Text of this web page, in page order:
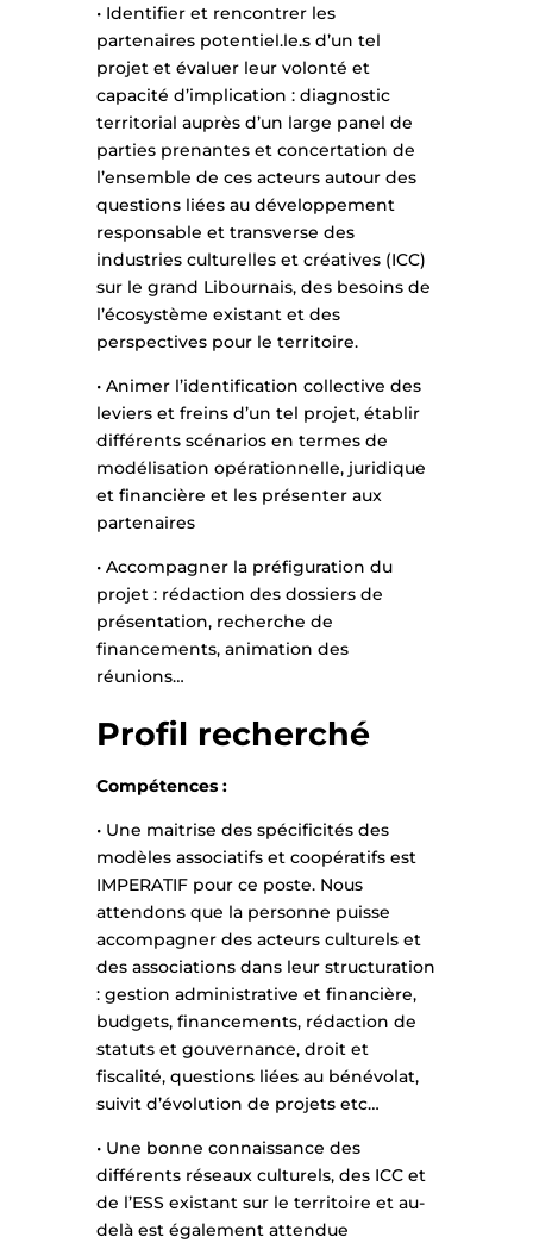
• Identifier et rencontrer les
partenaires potentiel.le.s d’un tel
projet et évaluer leur volonté et
capacité d’implication : diagnostic
territorial auprès d’un large panel de
parties prenantes et concertation de
l’ensemble de ces acteurs autour des
questions liées au développement
responsable et transverse des
industries culturelles et créatives (ICC)
sur le grand Libournais, des besoins de
l’écosystème existant et des
perspectives pour le territoire.
• Animer l’identification collective des
leviers et freins d’un tel projet, établir
différents scénarios en termes de
modélisation opérationnelle, juridique
et financière et les présenter aux
partenaires
• Accompagner la préfiguration du
projet : rédaction des dossiers de
présentation, recherche de
financements, animation des
réunions…
Profil recherché
Compétences :
• Une maitrise des spécificités des
modèles associatifs et coopératifs est
IMPERATIF pour ce poste. Nous
attendons que la personne puisse
accompagner des acteurs culturels et
des associations dans leur structuration
: gestion administrative et financière,
budgets, financements, rédaction de
statuts et gouvernance, droit et
fiscalité, questions liées au bénévolat,
suivit d’évolution de projets etc…
• Une bonne connaissance des
différents réseaux culturels, des ICC et
de l’ESS existant sur le territoire et au-
delà est également attendue